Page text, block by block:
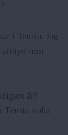
i Tensta. Jag
attityd mot
år?
ställa